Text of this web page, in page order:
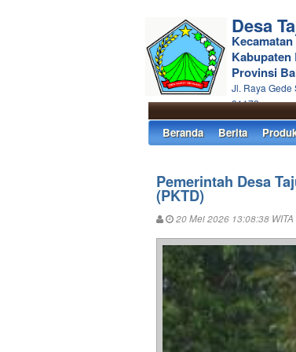
Desa
Kabupaten
Provinsi
Jl. Raya Gede
81172
Beranda Berita
Pemerintah Desa
(PKTD)
20 Mei 2026 13:08:38 WITA